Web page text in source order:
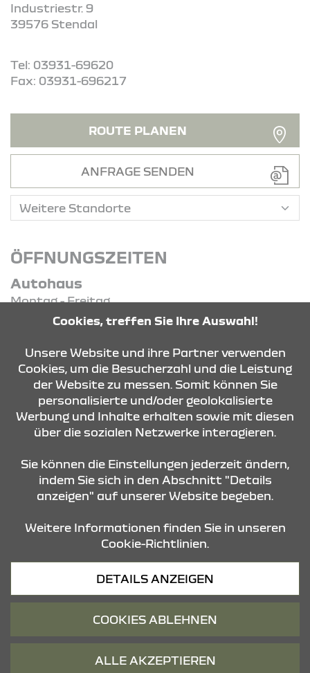
Industriestr. 9
39576 Stendal
Tel: 03931-69620
Fax: 03931-696217
ROUTE PLANEN
ANFRAGE SENDEN
ÖFFNUNGSZEITEN
Autohaus
Montag - Freitag
07:00 Uhr - 18:00 Uhr
09:00 Uhr - 13:00 Uhr
KONTAKT & ANFAHRT
Datenschutz
Cookies, treffen Sie Ihre Auswahl!
Unsere Website und ihre Partner verwenden
Cookies, um die Besucherzahl und die Leistung
der Website zu messen. Somit können Sie
personalisierte und/oder geolokalisierte
Werbung und Inhalte erhalten sowie mit diesen
über die sozialen Netzwerke interagieren.
Sie können die Einstellungen jederzeit ändern,
indem Sie sich in den Abschnitt "Details
anzeigen" auf unserer Website begeben.
Weitere Informationen finden Sie in unseren
Cookie-Richtlinien.
DETAILS ANZEIGEN
COOKIES ABLEHNEN
ALLE AKZEPTIEREN